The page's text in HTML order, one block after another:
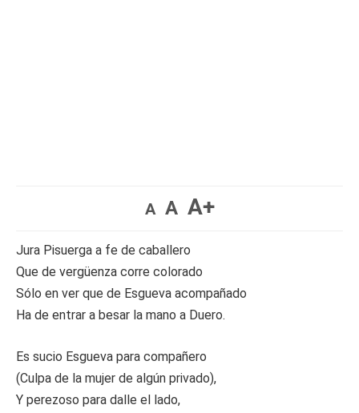
A A A+
Jura Pisuerga a fe de caballero
Que de vergüenza corre colorado
Sólo en ver que de Esgueva acompañado
Ha de entrar a besar la mano a Duero.
Es sucio Esgueva para compañero
(Culpa de la mujer de algún privado),
Y perezoso para dalle el lado,